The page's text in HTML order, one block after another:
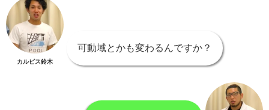
カルピス鈴木
可動域とかも変わるんですか？